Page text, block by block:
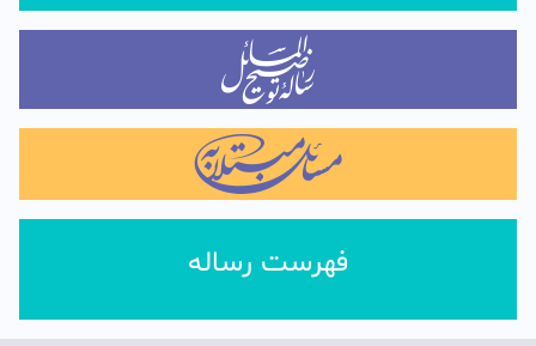
فهرست رساله